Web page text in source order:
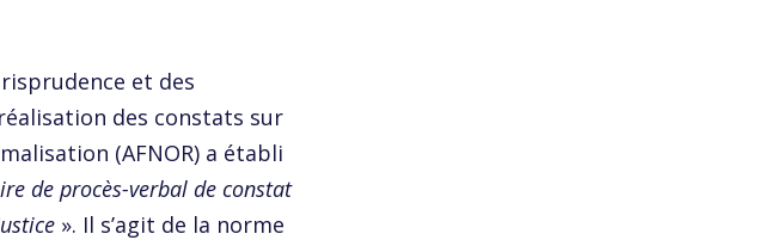
et des
des constats sur
(AFNOR) a établi
de procès-verbal de constat
». Il s’agit de la norme